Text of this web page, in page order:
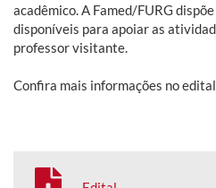
acadêmico. A Famed/FURG
disponíveis para apoiar as
professor visitante.
Confira mais informações no